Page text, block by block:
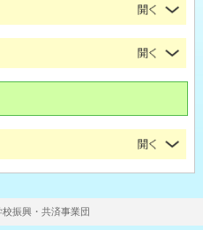
振興・共済事業団